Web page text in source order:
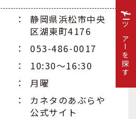
：
静岡県浜松市中央
区湖東町4176
：
053-486-0017
：
10:30〜16:30
：
月曜
：
カネタのあぶらや
公式サイト
ツアーを探す